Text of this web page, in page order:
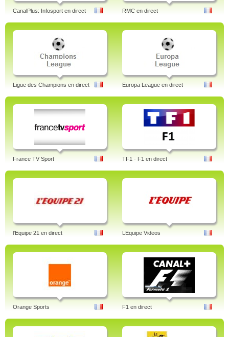
CanalPlus: Infosport en direct RMC en direct
Ligue des Champions en direct Europa League en direct
France TV Sport TF1 - F1 en direct
l'Equipe 21 en direct LEquipe Videos
Orange Sports F1 en direct